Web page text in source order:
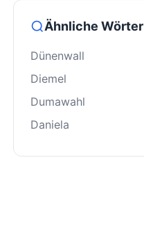
Ähnliche Wörter
Dünenwall
Diemel
Dumawahl
Daniela